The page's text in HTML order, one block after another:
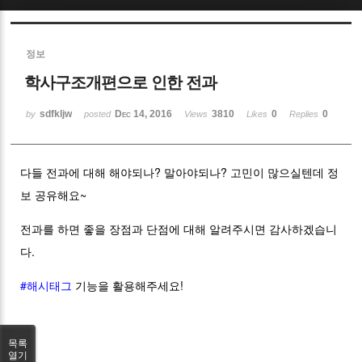
정보
학사구조개편으로 인한 전과
by sdfkljw posted Dec 14, 2016 Views 3810 Likes 0 Replies 0
다들 전과에 대해 해야되나? 말아야되나? 고민이 많으실텐데 정
보 공유해요~
전과를 하면 좋을 장점과 단점에 대해 알려주시면 감사하겠습니
다.
#해시태그 기능을 활용해주세요!
목록
열기
Sketchbook5, 스케치북5
Sketchbook5, 스케치북5